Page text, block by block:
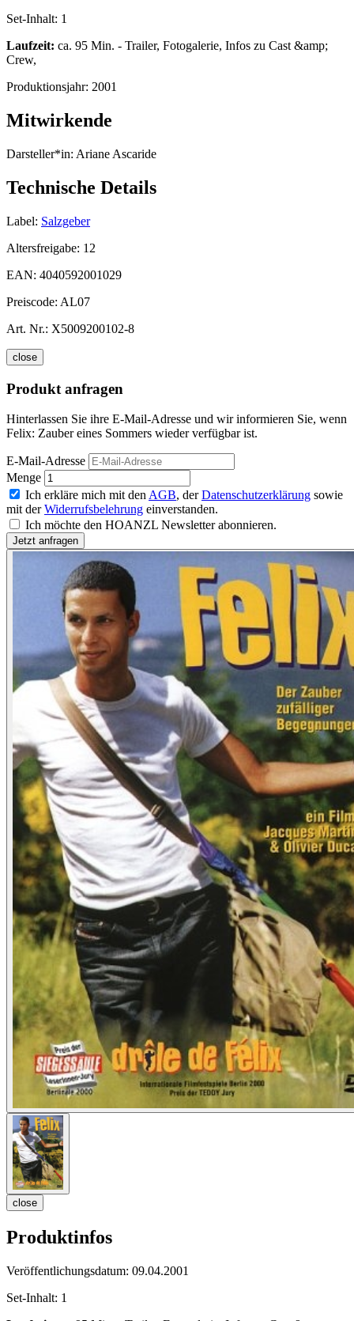
Set-Inhalt: 1
Laufzeit: ca. 95 Min. - Trailer, Fotogalerie, Infos zu Cast &amp;
Crew,
Produktionsjahr: 2001
Mitwirkende
Darsteller*in: Ariane Ascaride
Technische Details
Label: Salzgeber
Altersfreigabe: 12
EAN: 4040592001029
Preiscode: AL07
Art. Nr.: X5009200102-8
close
Produkt anfragen
Hinterlassen Sie ihre E-Mail-Adresse und wir informieren Sie, wenn
Felix: Zauber eines Sommers wieder verfügbar ist.
E-Mail-Adresse
Menge
Ich erkläre mich mit den AGB, derDatenschutzerklärung sowie
mit derWiderrufsbelehrung einverstanden.
Ich möchte den HOANZL Newsletter abonnieren.
close
Produktinfos
Veröffentlichungsdatum: 09.04.2001
Set-Inhalt: 1